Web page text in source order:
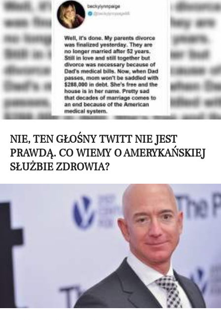
NIE, TEN GŁOŚNY TWITT NIE JEST
PRAWDĄ. CO WIEMY O AMERYKAŃSKIEJ
SŁUŻBIE ZDROWIA?